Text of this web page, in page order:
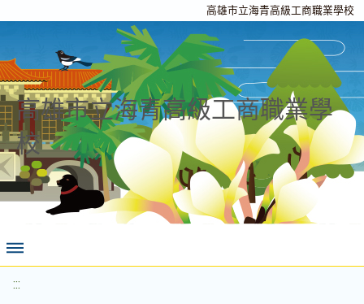
高雄市立海青高級工商職業學校
高雄市立海青高級工商職業學
校
:::